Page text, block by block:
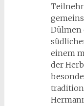
Dülmen
einem
der